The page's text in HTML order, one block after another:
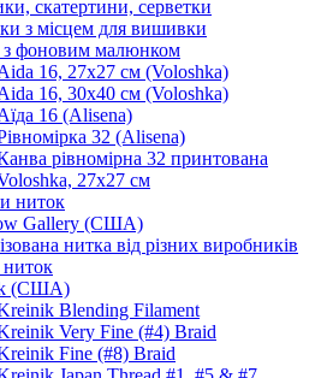
скатертини, серветки
з місцем для вишивки
з фоновим малюнком
16, 27х27 см (Voloshka)
16, 30х40 см (Voloshka)
16 (Alisena)
32 (Alisena)
рівномірна 32 принтована
27х27 см
ниток
Gallery (США)
нитка від різних виробників
(США)
Blending Filament
Very Fine (#4) Braid
Fine (#8) Braid